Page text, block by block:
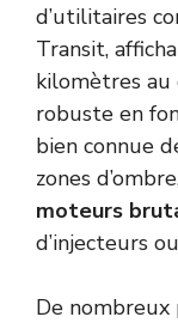
d’utilitaires
Transit,
kilomètres au
robuste en
bien connue
zones
moteurs
d’injecteurs
De